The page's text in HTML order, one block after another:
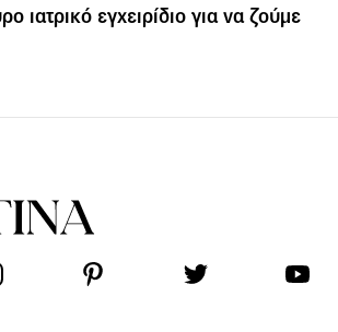
ιατρικό εγχειρίδιο για να ζούμε